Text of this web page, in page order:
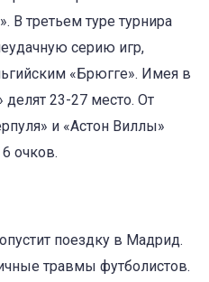
В третьем туре турнира
серию игр,
«Брюгге». Имея в
делят 23-27 место. От
и «Астон Виллы»
очков.
поездку в Мадрид.
травмы футболистов.